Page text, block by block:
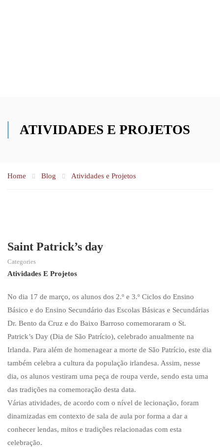
ATIVIDADES E PROJETOS
Home Blog Atividades e Projetos
Saint Patrick’s day
Categories
Atividades E Projetos
No dia 17 de março, os alunos dos 2.º e 3.º Ciclos do Ensino
Básico e do Ensino Secundário das Escolas Básicas e Secundárias
Dr. Bento da Cruz e do Baixo Barroso comemoraram o St.
Patrick’s Day (Dia de São Patrício), celebrado anualmente na
Irlanda. Para além de homenagear a morte de São Patrício, este dia
também celebra a cultura da população irlandesa. Assim, nesse
dia, os alunos vestiram uma peça de roupa verde, sendo esta uma
das tradições na comemoração desta data.
Várias atividades, de acordo com o nível de lecionação, foram
dinamizadas em contexto de sala de aula por forma a dar a
conhecer lendas, mitos e tradições relacionadas com esta
celebração.